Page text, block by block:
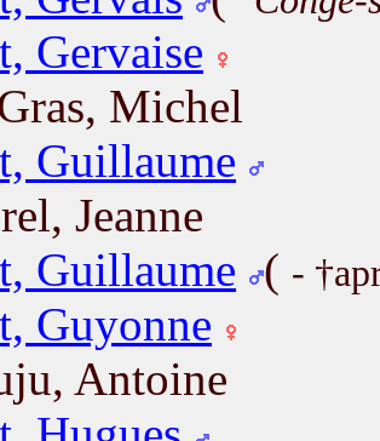
Gervaise
Michel
Guillaume
Jeanne
Guillaume ( -
Guyonne
Antoine